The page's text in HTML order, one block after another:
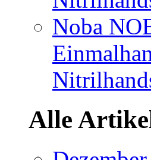
Noba
Alle